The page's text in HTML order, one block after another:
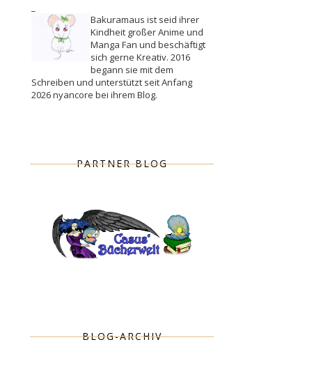
Bakuramaus ist seid ihrer
Kindheit großer Anime und
Manga Fan und beschäftigt
sich gerne Kreativ. 2016
begann sie mit dem
Schreiben und unterstützt seit Anfang
2026 nyancore bei ihrem Blog.
PARTNER BLOG
BLOG-ARCHIV